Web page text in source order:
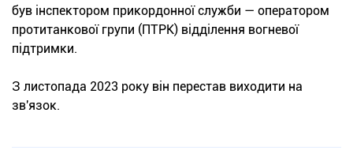
був інспектором прикордонної служби — оператором
протитанкової групи (ПТРК) відділення вогневої
підтримки.
З листопада 2023 року він перестав виходити на
зв'язок.